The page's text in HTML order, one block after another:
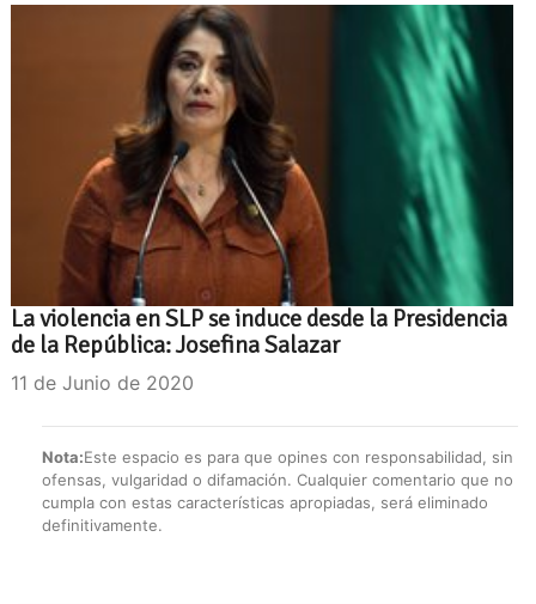
La violencia en SLP se induce desde la Presidencia
de la República: Josefina Salazar
11 de Junio de 2020
Nota:Este espacio es para que opines con responsabilidad, sin
ofensas, vulgaridad o difamación. Cualquier comentario que no
cumpla con estas características apropiadas, será eliminado
definitivamente.